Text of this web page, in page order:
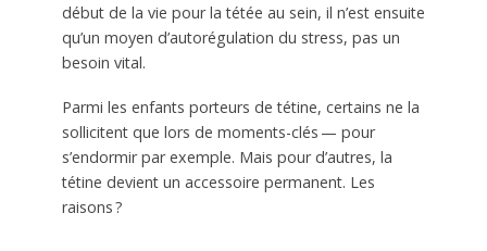
début de la vie pour la tétée au sein, il n’est ensuite
qu’un moyen d’autorégulation du stress, pas un
besoin vital.
Parmi les enfants porteurs de tétine, certains ne la
sollicitent que lors de moments-clés — pour
s’endormir par exemple. Mais pour d’autres, la
tétine devient un accessoire permanent. Les
raisons ?